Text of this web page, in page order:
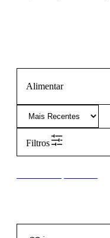
Alimentar
Filtros
13,80€